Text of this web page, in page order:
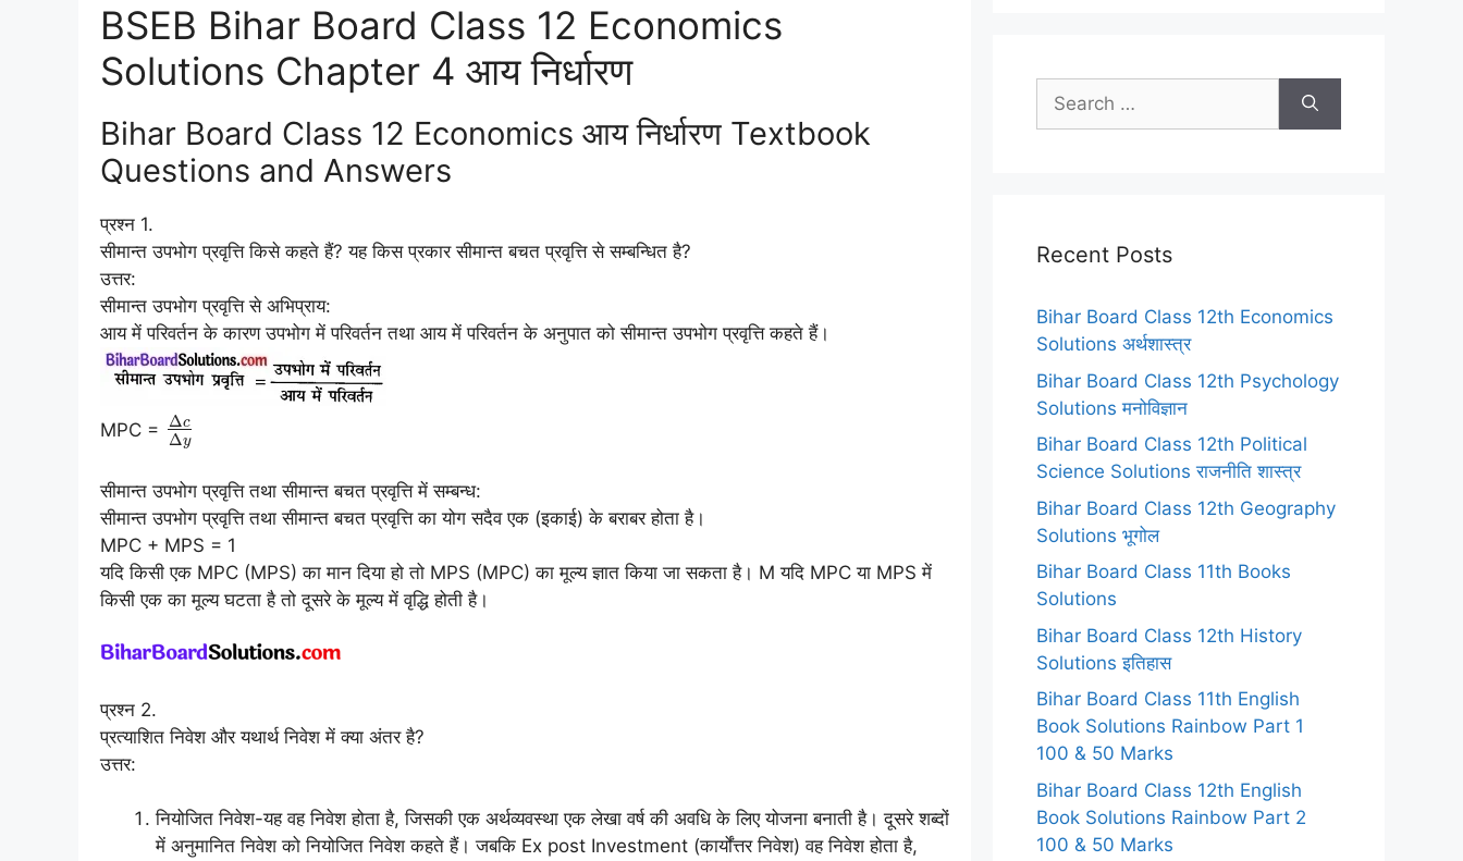
BSEB Bihar Board Class 12 Economics
Solutions Chapter 4 आय निर्धारण
Bihar Board Class 12 Economics आय निर्धारण Textbook
Questions and Answers
प्रश्न 1.
सीमान्त उपभोग प्रवृत्ति किसे कहते हैं? यह किस प्रकार सीमान्त बचत प्रवृत्ति से सम्बन्धित है?
उत्तर:
सीमान्त उपभोग प्रवृत्ति से अभिप्राय:
आय में परिवर्तन के कारण उपभोग में परिवर्तन तथा आय में परिवर्तन के अनुपात को सीमान्त उपभोग प्रवृत्ति कहते हैं।
MPC = Δc
Δy
सीमान्त उपभोग प्रवृत्ति तथा सीमान्त बचत प्रवृत्ति में सम्बन्ध:
सीमान्त उपभोग प्रवृत्ति तथा सीमान्त बचत प्रवृत्ति का योग सदैव एक (इकाई) के बराबर होता है।
MPC + MPS = 1
यदि किसी एक MPC (MPS) का मान दिया हो तो MPS (MPC) का मूल्य ज्ञात किया जा सकता है। M यदि MPC या MPS में
किसी एक का मूल्य घटता है तो दूसरे के मूल्य में वृद्धि होती है।
प्रश्न 2.
प्रत्याशित निवेश और यथार्थ निवेश में क्या अंतर है?
उत्तर:
नियोजित निवेश-यह वह निवेश होता है, जिसकी एक अर्थव्यवस्था एक लेखा वर्ष की अवधि के लिए योजना बनाती है। दूसरे शब्दों
में अनुमानित निवेश को नियोजित निवेश कहते हैं। जबकि Ex post Investment (कार्योंत्तर निवेश) वह निवेश होता है,
Search
for:
Recent Posts
Bihar Board Class 12th Economics
Solutions अर्थशास्त्र
Bihar Board Class 12th Psychology
Solutions मनोविज्ञान
Bihar Board Class 12th Political
Science Solutions राजनीति शास्त्र
Bihar Board Class 12th Geography
Solutions भूगोल
Bihar Board Class 11th Books
Solutions
Bihar Board Class 12th History
Solutions इतिहास
Bihar Board Class 11th English
Book Solutions Rainbow Part 1
100 & 50 Marks
Bihar Board Class 12th English
Book Solutions Rainbow Part 2
100 & 50 Marks